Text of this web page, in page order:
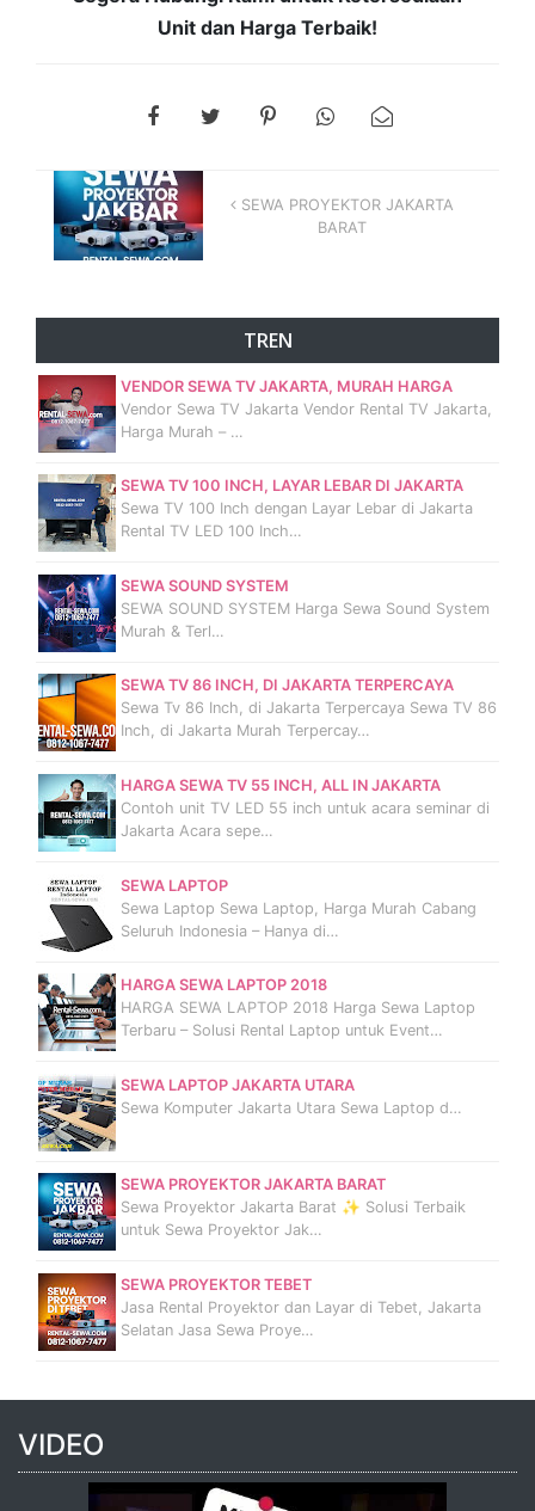
Unit dan Harga Terbaik!
SEWA PROYEKTOR JAKARTA
BARAT
TREN
VENDOR SEWA TV JAKARTA, MURAH HARGA
Vendor Sewa TV Jakarta Vendor Rental TV Jakarta,
Harga Murah – …
SEWA TV 100 INCH, LAYAR LEBAR DI JAKARTA
Sewa TV 100 Inch dengan Layar Lebar di Jakarta
Rental TV LED 100 Inch…
SEWA SOUND SYSTEM
SEWA SOUND SYSTEM Harga Sewa Sound System
Murah & Terl…
SEWA TV 86 INCH, DI JAKARTA TERPERCAYA
Sewa Tv 86 Inch, di Jakarta Terpercaya Sewa TV 86
Inch, di Jakarta Murah Terpercay…
HARGA SEWA TV 55 INCH, ALL IN JAKARTA
Contoh unit TV LED 55 inch untuk acara seminar di
Jakarta Acara sepe…
SEWA LAPTOP
Sewa Laptop Sewa Laptop, Harga Murah Cabang
Seluruh Indonesia – Hanya di…
HARGA SEWA LAPTOP 2018
HARGA SEWA LAPTOP 2018 Harga Sewa Laptop
Terbaru – Solusi Rental Laptop untuk Event…
SEWA LAPTOP JAKARTA UTARA
Sewa Komputer Jakarta Utara Sewa Laptop d…
SEWA PROYEKTOR JAKARTA BARAT
Sewa Proyektor Jakarta Barat ✨ Solusi Terbaik
untuk Sewa Proyektor Jak…
SEWA PROYEKTOR TEBET
Jasa Rental Proyektor dan Layar di Tebet, Jakarta
Selatan Jasa Sewa Proye…
VIDEO